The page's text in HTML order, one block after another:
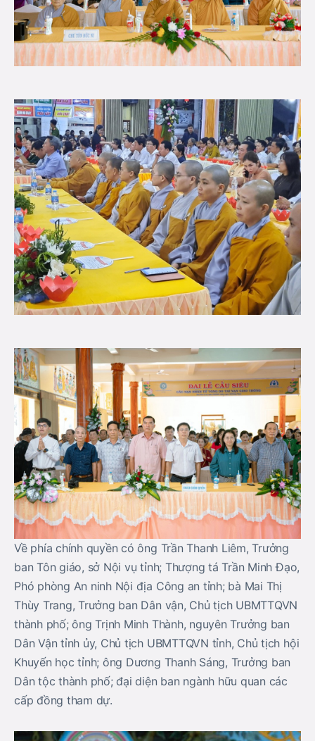
Về phía chính quyền có ông Trần Thanh Liêm, Trưởng
ban Tôn giáo, sở Nội vụ tỉnh; Thượng tá Trần Minh Đạo,
Phó phòng An ninh Nội địa Công an tỉnh; bà Mai Thị
Thùy Trang, Trưởng ban Dân vận, Chủ tịch UBMTTQVN
thành phố; ông Trịnh Minh Thành, nguyên Trưởng ban
Dân Vận tỉnh ủy, Chủ tịch UBMTTQVN tỉnh, Chủ tịch hội
Khuyến học tỉnh; ông Dương Thanh Sáng, Trưởng ban
Dân tộc thành phố; đại diện ban ngành hữu quan các
cấp đồng tham dự.